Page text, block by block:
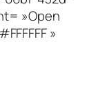
»Open
»